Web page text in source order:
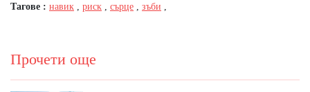
Тагове : навик риск сърце зъби
Прочети още